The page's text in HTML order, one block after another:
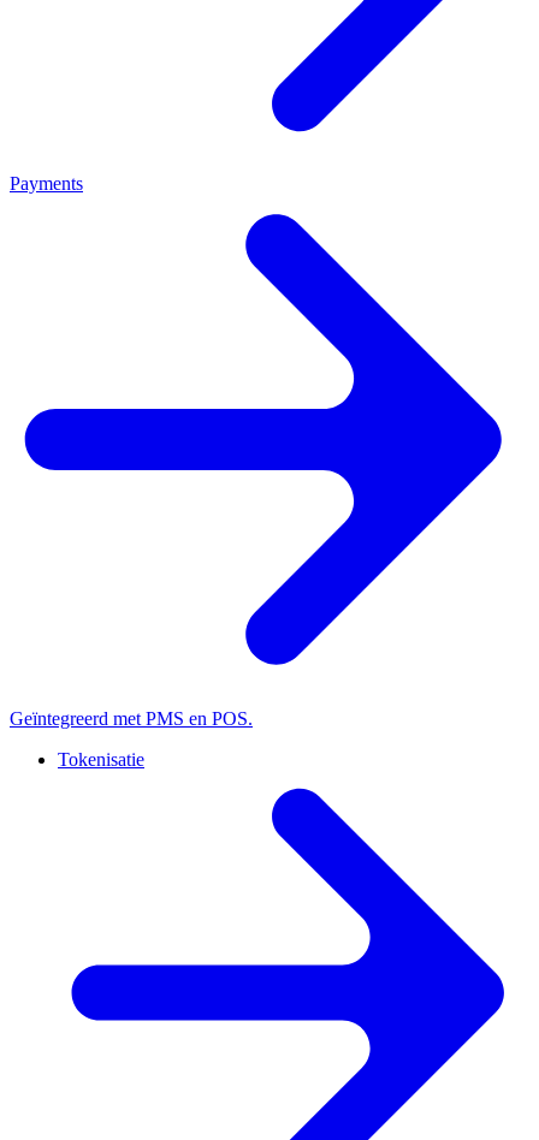
Payments
Geïntegreerd met PMS en POS.
Tokenisatie